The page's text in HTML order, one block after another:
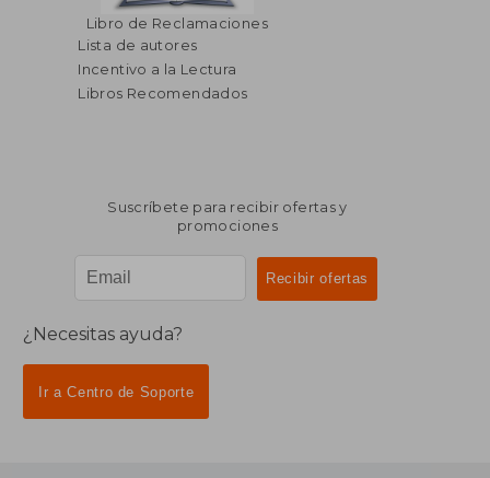
Libro de Reclamaciones
Lista de autores
Incentivo a la Lectura
Libros Recomendados
Suscríbete para recibir ofertas y
promociones
¿Necesitas ayuda?
Ir a Centro de Soporte